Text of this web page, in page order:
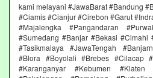
kami melayani #JawaBarat #Bandung
#Ciamis #Cianjur #Cirebon #Garut
#Majalengka #Pangandaran
#Sumedang #Banjar #Bekasi #Cimahi
#Tasikmalaya #JawaTengah
#Blora #Boyolali #Brebes #Cilacap
#Karanganyar #Kebumen